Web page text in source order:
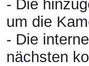
- Die
um die
- Die
nächsten